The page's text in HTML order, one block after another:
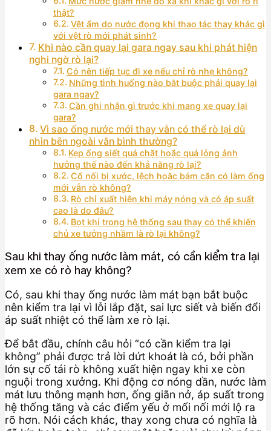
thật?
Vệt ẩm do nước đọng khi thao tác thay khác gì
với vệt rò mới phát sinh?
Khi nào cần quay lại gara ngay sau khi phát hiện
nghi ngờ rò lại?
Có nên tiếp tục đi xe nếu chỉ rò nhẹ không?
Những tình huống nào bắt buộc phải quay lại
gara ngay?
Cần ghi nhận gì trước khi mang xe quay lại
gara?
Vì sao ống nước mới thay vẫn có thể rò lại dù
nhìn bên ngoài vẫn bình thường?
Kẹp ống siết quá chặt hoặc quá lỏng ảnh
hưởng thế nào đến khả năng rò lại?
Cổ nối bị xước, lệch hoặc bám cặn có làm ống
mới vẫn rò không?
Rò chỉ xuất hiện khi máy nóng và có áp suất
cao là do đâu?
Bọt khí trong hệ thống sau thay có thể khiến
chủ xe tưởng nhầm là rò lại không?
Sau khi thay ống nước làm mát, có cần kiểm tra lại
xem xe có rò hay không?
Có, sau khi thay ống nước làm mát bạn bắt buộc
nên kiểm tra lại vì lỗi lắp đặt, sai lực siết và biến đổi
áp suất nhiệt có thể làm xe rò lại.
Để bắt đầu, chính câu hỏi “có cần kiểm tra lại
không” phải được trả lời dứt khoát là có, bởi phần
lớn sự cố tái rò không xuất hiện ngay khi xe còn
nguội trong xưởng. Khi động cơ nóng dần, nước làm
mát lưu thông mạnh hơn, ống giãn nở, áp suất trong
hệ thống tăng và các điểm yếu ở mối nối mới lộ ra
rõ hơn. Nói cách khác, thay xong chưa có nghĩa là